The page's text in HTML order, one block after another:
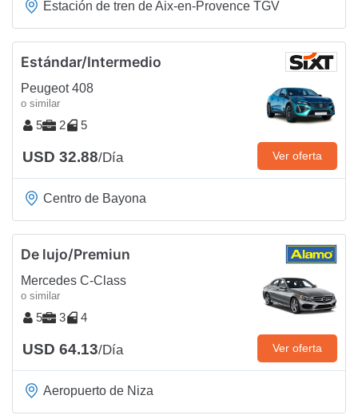
Estación de tren de Aix-en-Provence TGV
Estándar/Intermedio
Peugeot 408
o similar
5 2 5
USD 32.88/Día Ver oferta
Centro de Bayona
De lujo/Premiun
Mercedes C-Class
o similar
5 3 4
USD 64.13/Día Ver oferta
Aeropuerto de Niza